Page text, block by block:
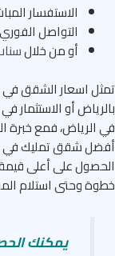
الاستفسار
التواصل الفوري
أو من خلالسناب
اسعار الشقق في
أو الاستثمار
فمع خبرة
شقق تمليك في
على أعلى قيمة
وحتى استلام
يمكنك